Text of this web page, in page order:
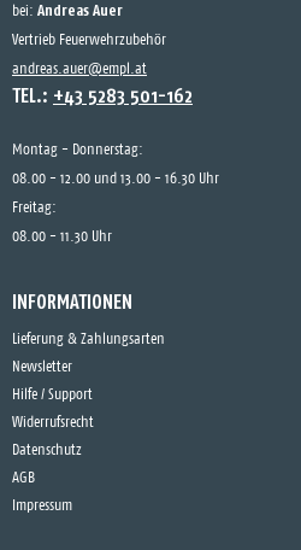
bei: Andreas Auer
Vertrieb Feuerwehrzubehör
andreas.auer@empl.at
TEL.: +43 5283 501-162
Montag - Donnerstag:
08.00 - 12.00 und 13.00 - 16.30 Uhr
Freitag:
08.00 - 11.30 Uhr
INFORMATIONEN
Lieferung & Zahlungsarten
Newsletter
Hilfe / Support
Widerrufsrecht
Datenschutz
AGB
Impressum